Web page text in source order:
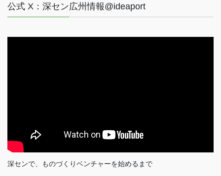
公式 X：深セン広州情報@ideaport
深センで、ものづくりベンチャーを始めるまで